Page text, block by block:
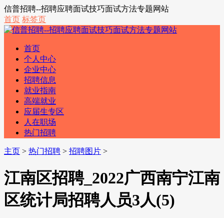
信普招聘--招聘应聘面试技巧面试方法专题网站
首页 标签页
首页
个人中心
企业中心
招聘信息
就业指南
高端就业
应届生专区
人在职场
热门招聘
主页 > 热门招聘 > 招聘图片 >
江南区招聘_2022广西南宁江南
区统计局招聘人员3人(5)